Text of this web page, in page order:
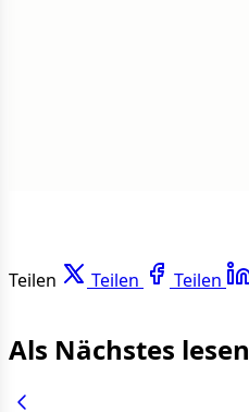
Teilen Teilen Teilen
Als Nächstes lesen